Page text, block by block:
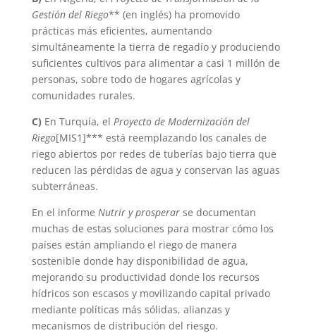
Gestión del Riego** (en inglés) ha promovido
prácticas más eficientes, aumentando
simultáneamente la tierra de regadío y produciendo
suficientes cultivos para alimentar a casi 1 millón de
personas, sobre todo de hogares agrícolas y
comunidades rurales.
C) En Turquía, el Proyecto de Modernización del
Riego[MIS1]*** está reemplazando los canales de
riego abiertos por redes de tuberías bajo tierra que
reducen las pérdidas de agua y conservan las aguas
subterráneas.
En el informe Nutrir y prosperarse documentan
muchas de estas soluciones para mostrar cómo los
países están ampliando el riego de manera
sostenible donde hay disponibilidad de agua,
mejorando su productividad donde los recursos
hídricos son escasos y movilizando capital privado
mediante políticas más sólidas, alianzas y
mecanismos de distribución del riesgo.